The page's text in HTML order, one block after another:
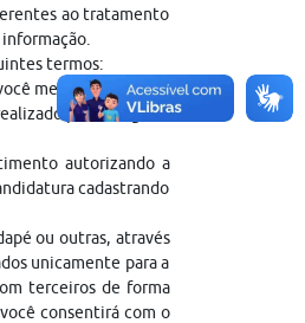
ao tratamento
termos:
mediante contato
para o regular
autorizando a
cadastrando
ou outras, através
unicamente para a
terceiros de forma
consentirá com o